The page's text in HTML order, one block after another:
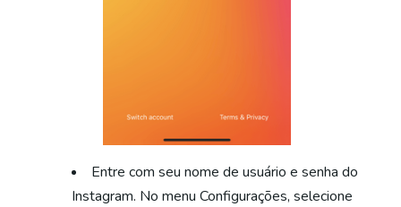
Entre com seu nome de usuário e senha do
Instagram. No menu Configurações, selecione